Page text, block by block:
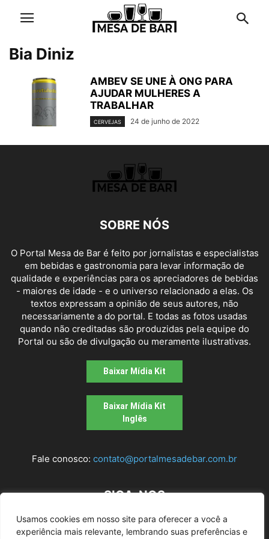
Usamos cookies em nosso site para oferecer a você a
experiência mais relevante, lembrando suas preferências e
Bia Diniz
AMBEV SE UNE À ONG PARA
AJUDAR MULHERES A
TRABALHAR
CERVEJAS 24 de junho de 2022
SOBRE NÓS
O Portal Mesa de Bar é feito por jornalistas e especialistas
em bebidas e gastronomia para levar informação de
qualidade e experiências para os apreciadores de bebidas
- maiores de idade - e o universo relacionado a elas. Os
textos expressam a opinião de seus autores, não
necessariamente a do portal. E todas as fotos usadas
quando não creditadas são produzidas pela equipe do
Portal ou são de divulgação ou meramente ilustrativas.
Baixar Mídia Kit
Baixar Mídia Kit
Inglês
Fale conosco: contato@portalmesadebar.com.br
SIGA-NOS